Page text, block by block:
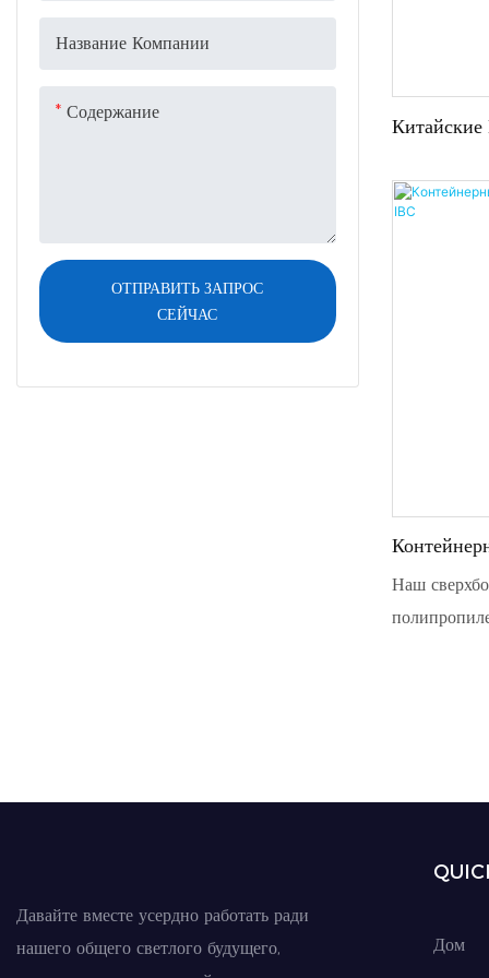
Название Компании
Содержание
ОТПРАВИТЬ ЗАПРОС
СЕЙЧАС
Прямые
Наш
большому
Давайте вместе усердно работать ради
нашего общего светлого будущего,
Дом